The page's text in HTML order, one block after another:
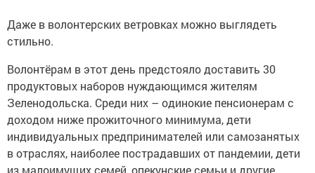
Даже в волонтерских ветровках можно выглядеть
стильно.
Волонтёрам в этот день предстояло доставить 30
продуктовых наборов нуждающимся жителям
Зеленодольска. Среди них – одинокие пенсионерам с
доходом ниже прожиточного минимума, дети
индивидуальных предпринимателей или самозанятых
в отраслях, наиболее пострадавших от пандемии, дети
из малоимущих семей, опекунские семьи и другие.